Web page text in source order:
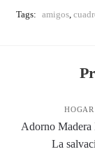
Tags: amigos,
HOGAR
Adorno Madera
La